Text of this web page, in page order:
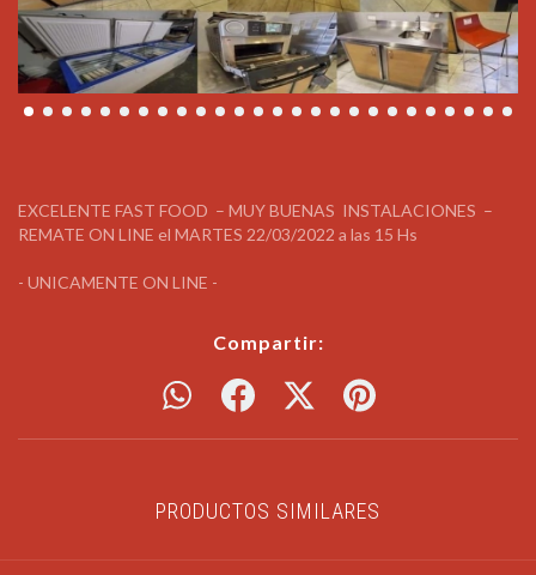
EXCELENTE FAST FOOD – MUY BUENAS INSTALACIONES –
REMATE ON LINE el MARTES 22/03/2022 a las 15 Hs
- UNICAMENTE ON LINE -
Compartir:
PRODUCTOS SIMILARES